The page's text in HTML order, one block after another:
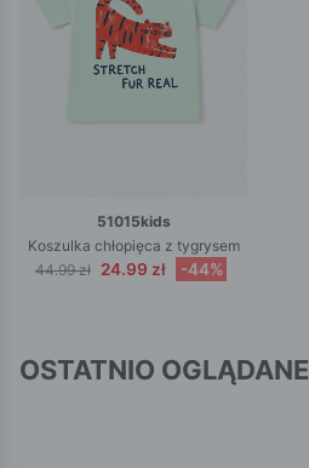
51015kids
Koszulka chłopięca z tygrysem
44.99 zł 24.99 zł -44%
OSTATNIO OGLĄDANE